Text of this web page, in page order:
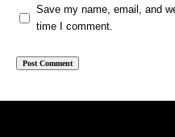
Save my name, email, and
time I comment.